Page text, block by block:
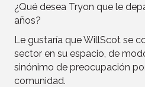
¿Qué desea Tryon que le
años?
Le gustaría que WillScot se
sector en su espacio, de
sinónimo de preocupación
comunidad.